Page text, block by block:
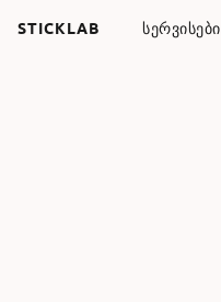
STICKLAB ᲡᲔᲠᲕᲘᲡᲔᲑᲘ